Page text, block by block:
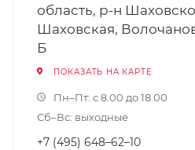
область, р-н
Шаховская,
Б
ПОКАЗАТЬ НА КАРТЕ
Пн–Пт: с 8.00 до 18.00
Сб–Вс: выходные
+7 (495) 648–62–10